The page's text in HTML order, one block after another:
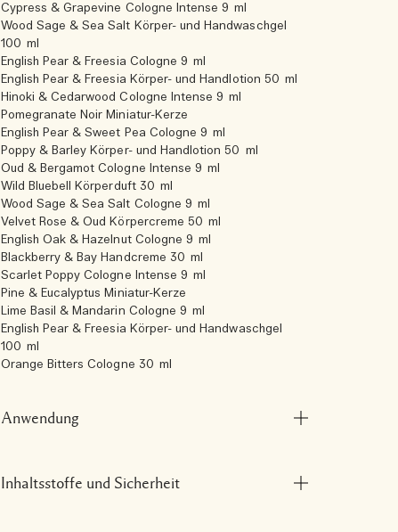
Cypress & Grapevine Cologne Intense 9 ml
Wood Sage & Sea Salt Körper- und Handwaschgel
100 ml
English Pear & Freesia Cologne 9 ml
English Pear & Freesia Körper- und Handlotion 50 ml
Hinoki & Cedarwood Cologne Intense 9 ml
Pomegranate Noir Miniatur-Kerze
English Pear & Sweet Pea Cologne 9 ml
Poppy & Barley Körper- und Handlotion 50 ml
Oud & Bergamot Cologne Intense 9 ml
Wild Bluebell Körperduft 30 ml
Wood Sage & Sea Salt Cologne 9 ml
Velvet Rose & Oud Körpercreme 50 ml
English Oak & Hazelnut Cologne 9 ml
Blackberry & Bay Handcreme 30 ml
Scarlet Poppy Cologne Intense 9 ml
Pine & Eucalyptus Miniatur-Kerze
Lime Basil & Mandarin Cologne 9 ml
English Pear & Freesia Körper- und Handwaschgel
100 ml
Orange Bitters Cologne 30 ml
Anwendung
Inhaltsstoffe und Sicherheit